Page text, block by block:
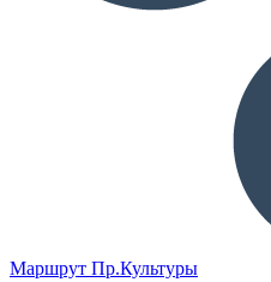
Маршрут Пр.Культуры